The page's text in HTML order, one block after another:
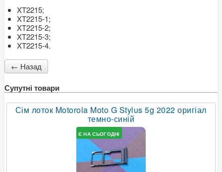
XT2215;
XT2215-1;
XT2215-2;
XT2215-3;
XT2215-4.
Супутні товари
Сім лоток Motorola Moto G Stylus 5g 2022 оригіал
темно-синій
Є НА СЬОГОДНІ